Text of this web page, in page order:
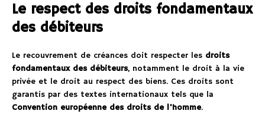
Le respect des droits fondamentaux
des débiteurs
Le recouvrement de créances doit respecter les droits
fondamentaux des débiteurs, notamment le droit à la vie
privée et le droit au respect des biens. Ces droits sont
garantis par des textes internationaux tels que la
Convention européenne des droits de l’homme.